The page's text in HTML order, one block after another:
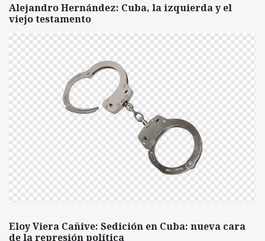
Alejandro Hernández: Cuba, la izquierda y el
viejo testamento
Eloy Viera Cañive: Sedición en Cuba: nueva cara
de la represión política